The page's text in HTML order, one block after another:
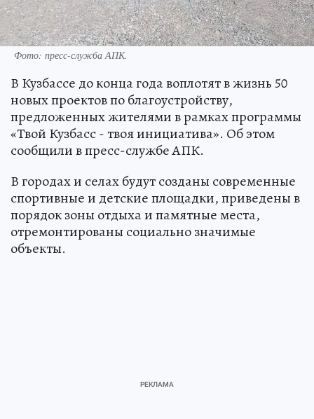
Фото: пресс-служба АПК.
В Кузбассе до конца года воплотят в жизнь 50
новых проектов по благоустройству,
предложенных жителями в рамках программы
«Твой Кузбасс - твоя инициатива». Об этом
сообщили в пресс-службе АПК.
В городах и селах будут созданы современные
спортивные и детские площадки, приведены в
порядок зоны отдыха и памятные места,
отремонтированы социально значимые
объекты.